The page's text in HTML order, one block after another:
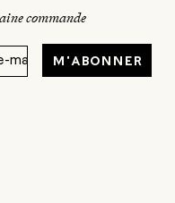
commande
M'abonner